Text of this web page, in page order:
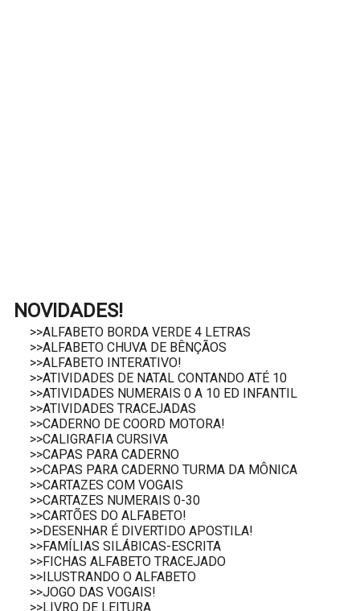
NOVIDADES!
>>ALFABETO BORDA VERDE 4 LETRAS
>>ALFABETO CHUVA DE BÊNÇÃOS
>>ALFABETO INTERATIVO!
>>ATIVIDADES DE NATAL CONTANDO ATÉ 10
>>ATIVIDADES NUMERAIS 0 A 10 ED INFANTIL
>>ATIVIDADES TRACEJADAS
>>CADERNO DE COORD MOTORA!
>>CALIGRAFIA CURSIVA
>>CAPAS PARA CADERNO
>>CAPAS PARA CADERNO TURMA DA MÔNICA
>>CARTAZES COM VOGAIS
>>CARTAZES NUMERAIS 0-30
>>CARTÕES DO ALFABETO!
>>DESENHAR É DIVERTIDO APOSTILA!
>>FAMÍLIAS SILÁBICAS-ESCRITA
>>FICHAS ALFABETO TRACEJADO
>>ILUSTRANDO O ALFABETO
>>JOGO DAS VOGAIS!
>>LIVRO DE LEITURA